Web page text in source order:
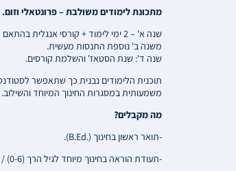
מתכונת לימודים משולבת – פרונטאלי וזום.
שנה א' – 2 ימי לימוד + קורסי אנגלית בהתאם לצורך.
משנה ב' נוספת התנסות מעשית.
שנה ד': שנת הסטאז' והשלמת קורסים.
תוכנית הלימודים נבנית כך שתאפשר
משמעותית במסגרות החינוך המיוחד
מה מקבלים?
-תואר ראשון בחינוך (.B.Ed).
-תעודת הוראה בחינוך מיוחד לגיל הרך (0-6) / תעודת הוראה בחינוך מיוחד לגילאי 6-21 + התמחות נוספת לבחירה (מדע וטכנולוגיה/ אנגלית/ מקרא/ ספרות).